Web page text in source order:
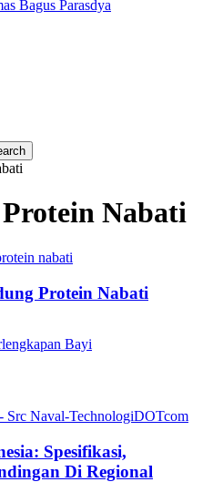
Nabati
Protein Nabati
Spesifikasi,
Di Regional